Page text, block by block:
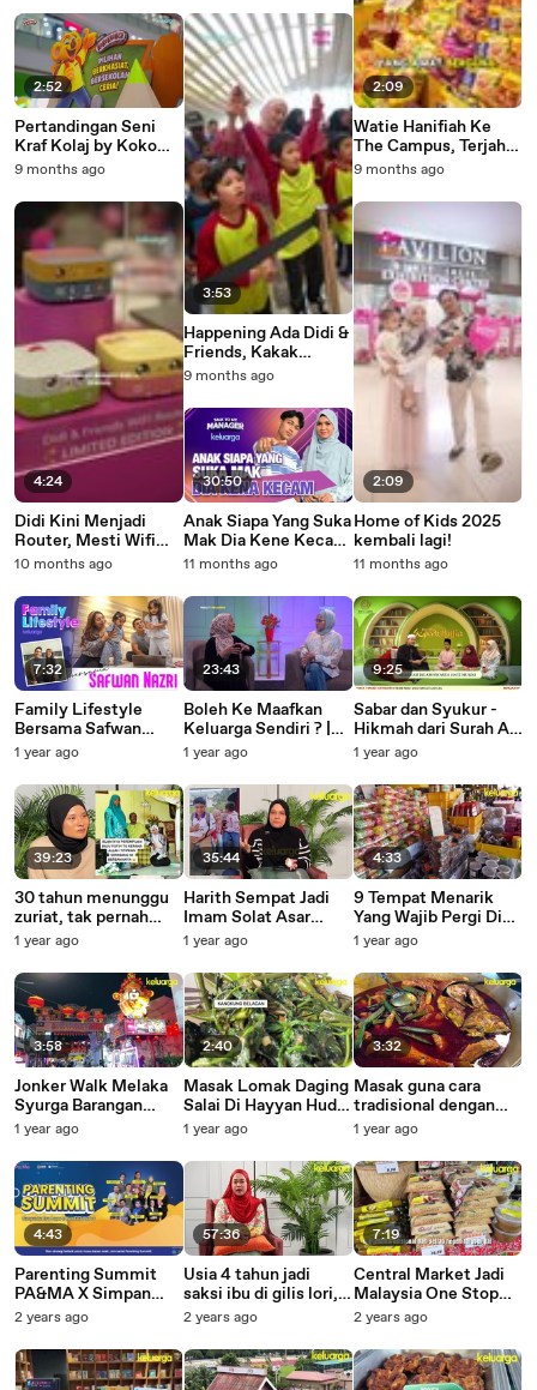
2:52
Pertandingan Seni
Kraf Kolaj by Koko
Krunch
9 months ago
4:24
Didi Kini Menjadi
Router, Mesti Wifi
Lagi Kencang ! | Astro
10 months ago
7:32
Family Lifestyle
Bersama Safwan
Nazri | Family
1 year ago
39:23
30 tahun menunggu
zuriat, tak pernah
sekalipun mereka
saya sebagai anak
angkat
1 year ago
3:58
Jonker Walk Melaka
Syurga Barangan
Antik dan Klasik
1 year ago
4:43
Parenting Summit
PA&MA X Simpan
SSPN 2025
2 years ago
3:53
Happening Ada Didi &
Friends, Kakak
Kencang & Cik Ha di
Centre IOI Mall!
9 months ago
30:50
Anak Siapa Yang Suka
Mak Dia Kene Kecam
- Hadie | Pa&MA X
11 months ago
23:43
Boleh Ke Maafkan
Keluarga Sendiri ? |
Realiti Keluarga
1 year ago
35:44
Harith Sempat Jadi
Imam Solat Asar
Sebelum Terkena
Rupanya Arwah Suka
Bantu Orang
1 year ago
2:40
Masak Lomak Daging
Salai Di Hayyan Huda
Opah Kitchen
Padu Beb!
1 year ago
57:36
Usia 4 tahun jadi
saksi ibu di gilis lori,
umur 10 tahun
anak yatim
2 years ago
2:09
Watie Hanifiah Ke
The Campus, Terjah
MSSCC!
9 months ago
2:09
Home of Kids 2025
kembali lagi!
11 months ago
9:25
Sabar dan Syukur -
Hikmah dari Surah Al-
Baqarah dan Surah
Huffaz | Episode 1
1 year ago
4:33
9 Tempat Menarik
Yang Wajib Pergi Di
Melaka
1 year ago
3:32
Masak guna cara
tradisional dengan
resipi rempah
pada Zamira Dapur
Kayu, Rembau
1 year ago
7:19
Central Market Jadi
Malaysia One Stop
Centre Papar
Kebudayaan Malaysia
2 years ago